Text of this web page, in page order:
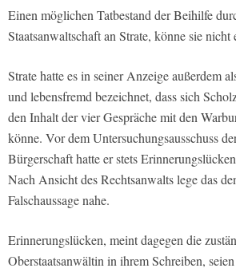
Einen möglichen Tatbestand der Beihilfe
Staatsanwaltschaft an Strate, könne sie nicht
Strate hatte es in seiner Anzeige außerdem
und lebensfremd bezeichnet, dass sich
den Inhalt der vier Gespräche mit den
könne. Vor dem Untersuchungsausschuss
Bürgerschaft hatte er stets
Nach Ansicht des Rechtsanwalts lege das
Falschaussage nahe.
Erinnerungslücken, meint dagegen die
Oberstaatsanwältin in ihrem Schreiben,